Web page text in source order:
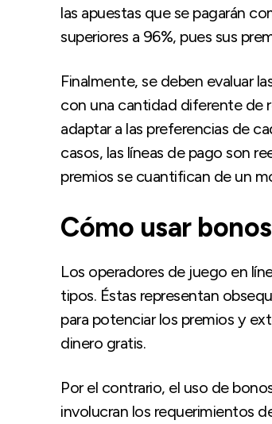
las apuestas que se pagarán
superiores a 96%, pues sus
Finalmente, se deben evaluar
con una cantidad diferente de
adaptar a las preferencias de
casos, las líneas de pago son
premios se cuantifican de un
Cómo usar
Los operadores de juego en
tipos. Éstas representan
para potenciar los premios y
dinero gratis.
Por el contrario, el uso de
involucran los requerimientos